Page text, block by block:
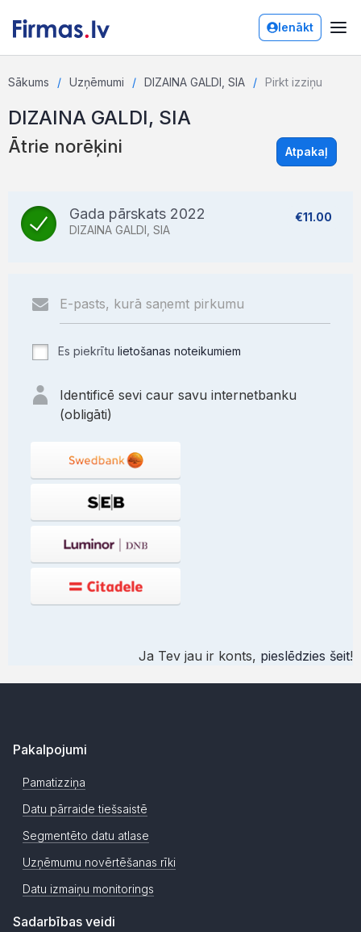
Ienākt
Sākums Uzņēmumi DIZAINA GALDI, SIA Pirkt izziņu
DIZAINA GALDI, SIA
Ātrie norēķini Atpakaļ
Gada pārskats 2022
DIZAINA GALDI, SIA
€11.00
Es piekrītu lietošanas noteikumiem
Identificē sevi caur savu internetbanku
(obligāti)
Ja Tev jau ir konts, pieslēdzies šeit!
Pakalpojumi
Pamatizziņa
Datu pārraide tiešsaistē
Segmentēto datu atlase
Uzņēmumu novērtēšanas rīki
Datu izmaiņu monitorings
Sadarbības veidi